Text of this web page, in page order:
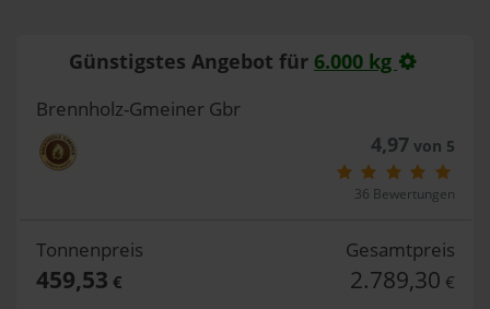
Günstigstes Angebot für 6.000 kg
Brennholz-Gmeiner Gbr
4,97von 5
36 Bewertungen
Tonnenpreis
459,53 €
Gesamtpreis
2.789,30 €